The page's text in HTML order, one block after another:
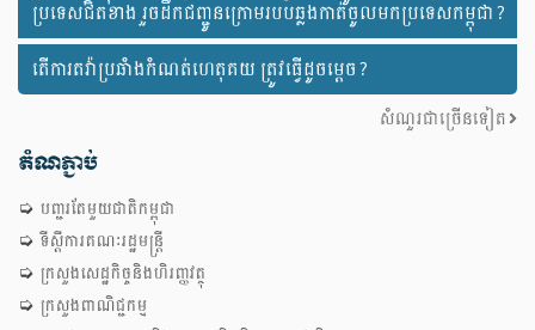
ប្រទេសជិតខាង រួចដឹកជញ្ជូនក្រោមរបបឆ្លងកាត់ចូលមកប្រទេសកម្ពុជា ?
តើការតវ៉ាប្រឆាំងកំណត់ហេតុគយ ត្រូវធ្វើដូចម្តេច ?
សំណួរជាច្រើនទៀត
តំណភ្ជាប់
បញ្ជរតែមួយជាតិកម្ពុជា
ទីស្តីការគណៈរដ្ឋមន្រ្តី
ក្រសួងសេដ្ឋកិច្ចនិងហិរញ្ញវត្ថុ
ក្រសួងពាណិជ្ជកម្ម